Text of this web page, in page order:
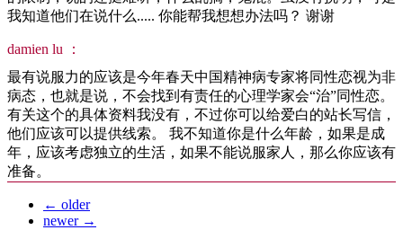
我知道他们在说什么..... 你能帮我想想办法吗？ 谢谢
damien lu ：
最有说服力的应该是今年春天中国精神病专家将同性恋视为非
病态，也就是说，不会找到有责任的心理学家会“治”同性恋。
有关这个的具体资料我没有，不过你可以给爱白的站长写信，
他们应该可以提供线索。 我不知道你是什么年龄，如果是成
年，应该考虑独立的生活，如果不能说服家人，那么你应该有
准备。
← older
newer →